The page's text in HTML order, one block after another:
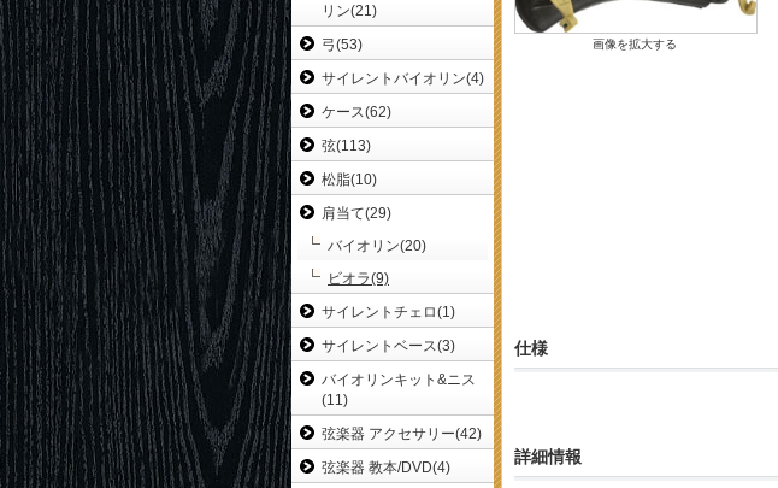
リン(21)
弓(53)
サイレントバイオリン(4)
ケース(62)
弦(113)
松脂(10)
肩当て(29)
バイオリン(20)
ビオラ(9)
サイレントチェロ(1)
サイレントベース(3)
バイオリンキット&ニス
(11)
弦楽器 アクセサリー(42)
弦楽器 教本/DVD(4)
画像を拡大する
仕様
詳細情報